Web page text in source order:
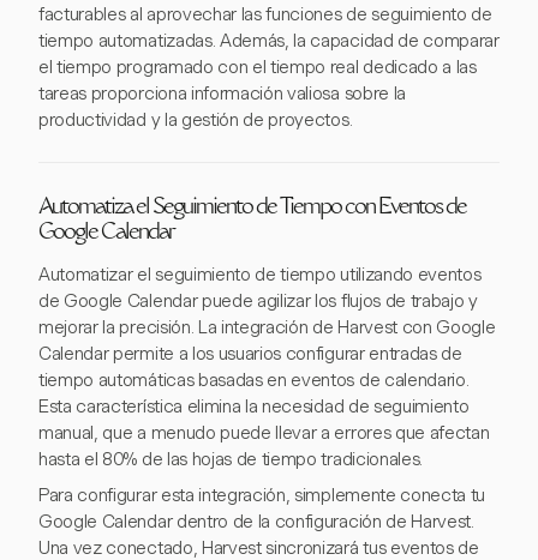
facturables al aprovechar las funciones de seguimiento de
tiempo automatizadas. Además, la capacidad de comparar
el tiempo programado con el tiempo real dedicado a las
tareas proporciona información valiosa sobre la
productividad y la gestión de proyectos.
Automatiza el Seguimiento de Tiempo con Eventos de
Google Calendar
Automatizar el seguimiento de tiempo utilizando eventos
de Google Calendar puede agilizar los flujos de trabajo y
mejorar la precisión. La integración de Harvest con Google
Calendar permite a los usuarios configurar entradas de
tiempo automáticas basadas en eventos de calendario.
Esta característica elimina la necesidad de seguimiento
manual, que a menudo puede llevar a errores que afectan
hasta el 80% de las hojas de tiempo tradicionales.
Para configurar esta integración, simplemente conecta tu
Google Calendar dentro de la configuración de Harvest.
Una vez conectado, Harvest sincronizará tus eventos de